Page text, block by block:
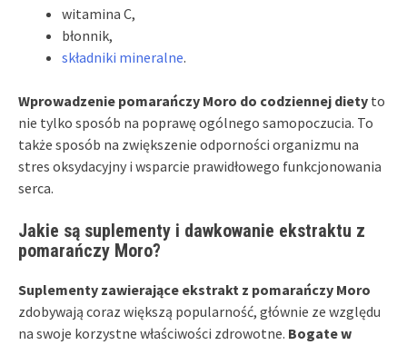
witamina C,
błonnik,
składniki mineralne.
Wprowadzenie pomarańczy Moro do codziennej diety to
nie tylko sposób na poprawę ogólnego samopoczucia. To
także sposób na zwiększenie odporności organizmu na
stres oksydacyjny i wsparcie prawidłowego funkcjonowania
serca.
Jakie są suplementy i dawkowanie ekstraktu z
pomarańczy Moro?
Suplementy zawierające ekstrakt z pomarańczy Moro
zdobywają coraz większą popularność, głównie ze względu
na swoje korzystne właściwości zdrowotne. Bogate w